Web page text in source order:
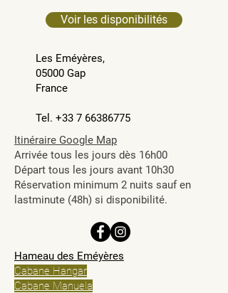
Voir les disponibilités
Les Eméyères,
05000 Gap
France
Tel. +33 7 66386775
Itinéraire Google Map
Arrivée tous les jours dès 16h00
Départ tous les jours avant 10h30
Réservation minimum 2 nuits sauf en
lastminute (48h) si disponibilité.
Hameau des Eméyères
Cabane Hangar
Cabane Manuela